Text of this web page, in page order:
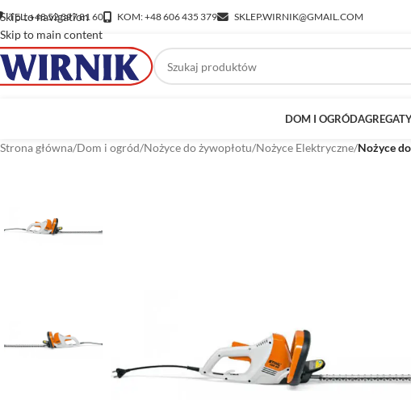
Skip to navigation
Skip to main content
TEL: +48 52 397 81 60 KOM: +48 606 435 379 SKLEP.WIRNIK@GMAIL.COM
DOM I OGRÓD
Strona główna/Dom i ogród/Nożyce do żywopłotu/Nożyce Elektryczne/Nożyce